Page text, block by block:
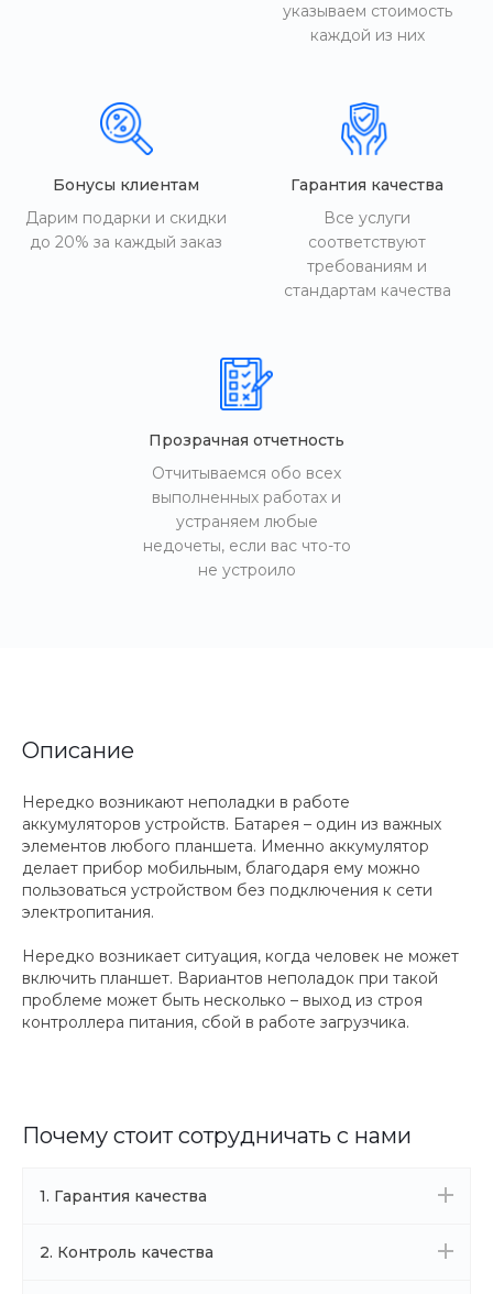
указываем стоимость
каждой из них
Бонусы клиентам
Дарим подарки и скидки
до 20% за каждый заказ
Гарантия качества
Все услуги
соответствуют
требованиям и
стандартам качества
Прозрачная отчетность
Отчитываемся обо всех
выполненных работах и
устраняем любые
недочеты, если вас что-то
не устроило
Описание
Нередко возникают неполадки в работе
аккумуляторов устройств. Батарея – один из важных
элементов любого планшета. Именно аккумулятор
делает прибор мобильным, благодаря ему можно
пользоваться устройством без подключения к сети
электропитания.
Нередко возникает ситуация, когда человек не может
включить планшет. Вариантов неполадок при такой
проблеме может быть несколько – выход из строя
контроллера питания, сбой в работе загрузчика.
Почему стоит сотрудничать с нами
1. Гарантия качества
2. Контроль качества